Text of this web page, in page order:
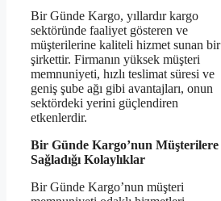
Bir Günde Kargo, yıllardır kargo
sektöründe faaliyet gösteren ve
müşterilerine kaliteli hizmet sunan bir
şirkettir. Firmanın yüksek müşteri
memnuniyeti, hızlı teslimat süresi ve
geniş şube ağı gibi avantajları, onun
sektördeki yerini güçlendiren
etkenlerdir.
Bir Günde Kargo’nun Müşterilere
Sağladığı Kolaylıklar
Bir Günde Kargo’nun müşteri